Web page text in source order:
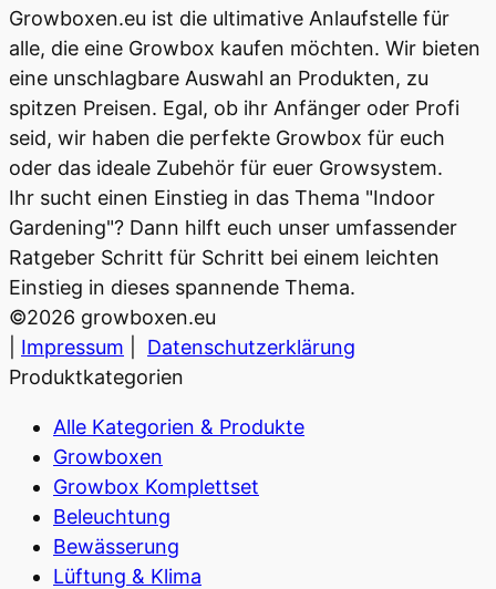
Growboxen.eu ist die ultimative Anlaufstelle für
alle, die eine Growbox kaufen möchten. Wir bieten
eine unschlagbare Auswahl an Produkten, zu
spitzen Preisen. Egal, ob ihr Anfänger oder Profi
seid, wir haben die perfekte Growbox für euch
oder das ideale Zubehör für euer Growsystem.
Ihr sucht einen Einstieg in das Thema "Indoor
Gardening"? Dann hilft euch unser umfassender
Ratgeber Schritt für Schritt bei einem leichten
Einstieg in dieses spannende Thema.
©2026 growboxen.eu
Impressum
Datenschutzerklärung
Produktkategorien
Alle Kategorien & Produkte
Growboxen
Growbox Komplettset
Beleuchtung
Bewässerung
Lüftung & Klima